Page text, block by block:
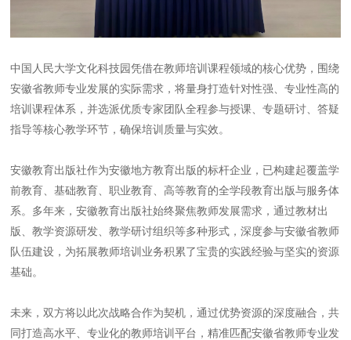
中国人民大学文化科技园凭借在教师培训课程领域的核心优势，围绕
安徽省教师专业发展的实际需求，将量身打造针对性强、专业性高的
培训课程体系，并选派优质专家团队全程参与授课、专题研讨、答疑
指导等核心教学环节，确保培训质量与实效。
安徽教育出版社作为安徽地方教育出版的标杆企业，已构建起覆盖学
前教育、基础教育、职业教育、高等教育的全学段教育出版与服务体
系。多年来，安徽教育出版社始终聚焦教师发展需求，通过教材出
版、教学资源研发、教学研讨组织等多种形式，深度参与安徽省教师
队伍建设，为拓展教师培训业务积累了宝贵的实践经验与坚实的资源
基础。
未来，双方将以此次战略合作为契机，通过优势资源的深度融合，共
同打造高水平、专业化的教师培训平台，精准匹配安徽省教师专业发